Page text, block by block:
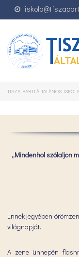
TISZA-PARTI ÁLTALÁNOS ISKOLA
„Mindenhol szólaljon
Ennek jegyében
világnapját.
A zene ünnepén